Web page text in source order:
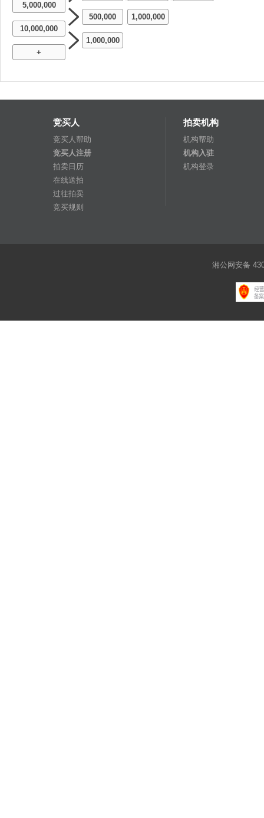
5,000,000
500,000
1,000,000
10,000,000
1,000,000
+
竞买人
竞买人帮助
竞买人注册
拍卖日历
在线送拍
过往拍卖
竞买规则
拍卖机构
机构帮助
机构入驻
机构登录
湘公网安备